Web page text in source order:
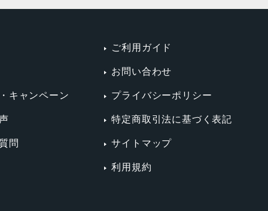
キャンペーン
問
ご利用ガイド
お問い合わせ
プライバシーポリシー
特定商取引法に基づく表記
サイトマップ
利用規約